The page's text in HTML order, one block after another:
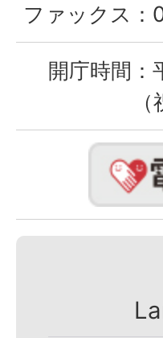
ファックス：
開庁時間：